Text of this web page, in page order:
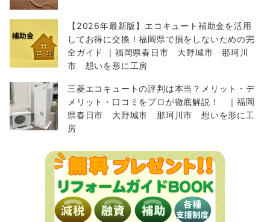
【2026年最新版】エコキュート補助金を活用
してお得に交換！福岡県で損をしないための完
全ガイド ｜福岡県春日市 大野城市 那珂川
市 想いを形に工房
三菱エコキュートの評判は本当？メリット・デ
メリット・口コミをプロが徹底解説！ ｜福岡
県春日市 大野城市 那珂川市 想いを形に工
房